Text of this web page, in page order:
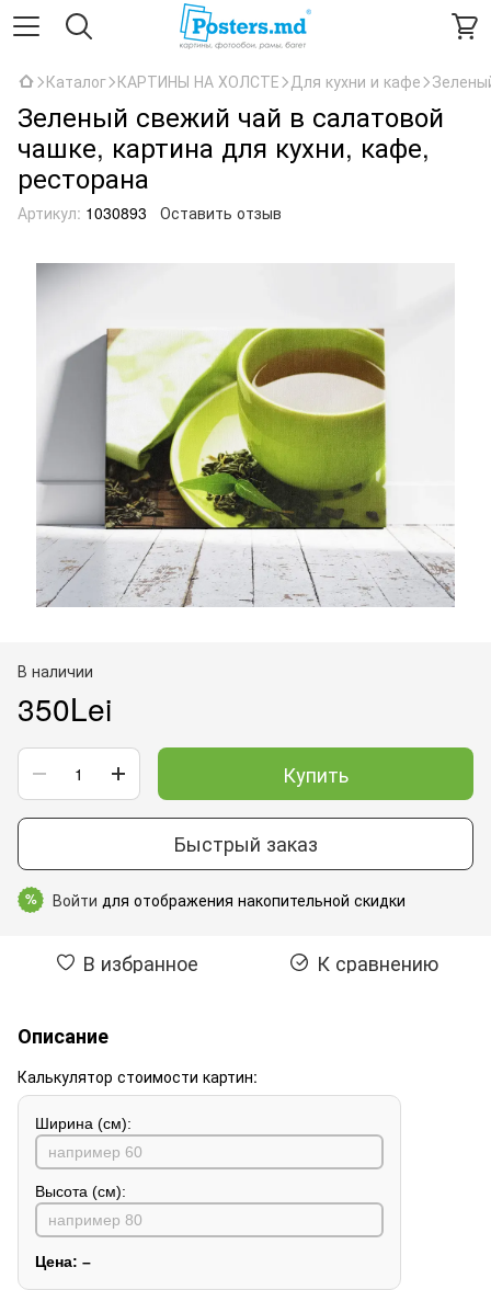
Каталог КАРТИНЫ НА ХОЛСТЕ Для кухни и кафе
Зеленый свежий чай в салатовой
чашке, картина для кухни, кафе,
ресторана
Артикул: 1030893 Оставить отзыв
В наличии
350Lei
Купить
Быстрый заказ
% Войти для отображения накопительной скидки
В избранное К сравнению
Описание
Калькулятор стоимости картин:
Ширина (см):
Высота (см):
Цена: –